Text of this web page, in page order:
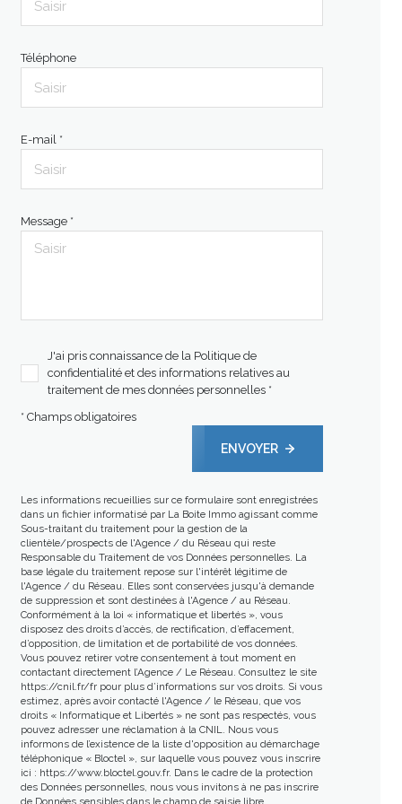
Téléphone
E-mail *
Message *
J'ai pris connaissance de la Politique de
confidentialité et des informations relatives au
traitement de mes données personnelles *
* Champs obligatoires
ENVOYER
Les informations recueillies sur ce formulaire sont enregistrées
dans un fichier informatisé par La Boite Immo agissant comme
Sous-traitant du traitement pour la gestion de la
clientèle/prospects de l'Agence / du Réseau qui reste
Responsable du Traitement de vos Données personnelles. La
base légale du traitement repose sur l'intérêt légitime de
l'Agence / du Réseau. Elles sont conservées jusqu'à demande
de suppression et sont destinées à l'Agence / au Réseau.
Conformément à la loi « informatique et libertés », vous
disposez des droits d’accès, de rectification, d’effacement,
d’opposition, de limitation et de portabilité de vos données.
Vous pouvez retirer votre consentement à tout moment en
contactant directement l’Agence / Le Réseau. Consultez le site
https://cnil.fr/frpour plus d’informations sur vos droits. Si vous
estimez, après avoir contacté l'Agence / le Réseau, que vos
droits « Informatique et Libertés » ne sont pas respectés, vous
pouvez adresser une réclamation à la CNIL. Nous vous
informons de l’existence de la liste d'opposition au démarchage
téléphonique « Bloctel », sur laquelle vous pouvez vous inscrire
ici : https://www.bloctel.gouv.fr. Dans le cadre de la protection
des Données personnelles, nous vous invitons à ne pas inscrire
de Données sensibles dans le champ de saisie libre.